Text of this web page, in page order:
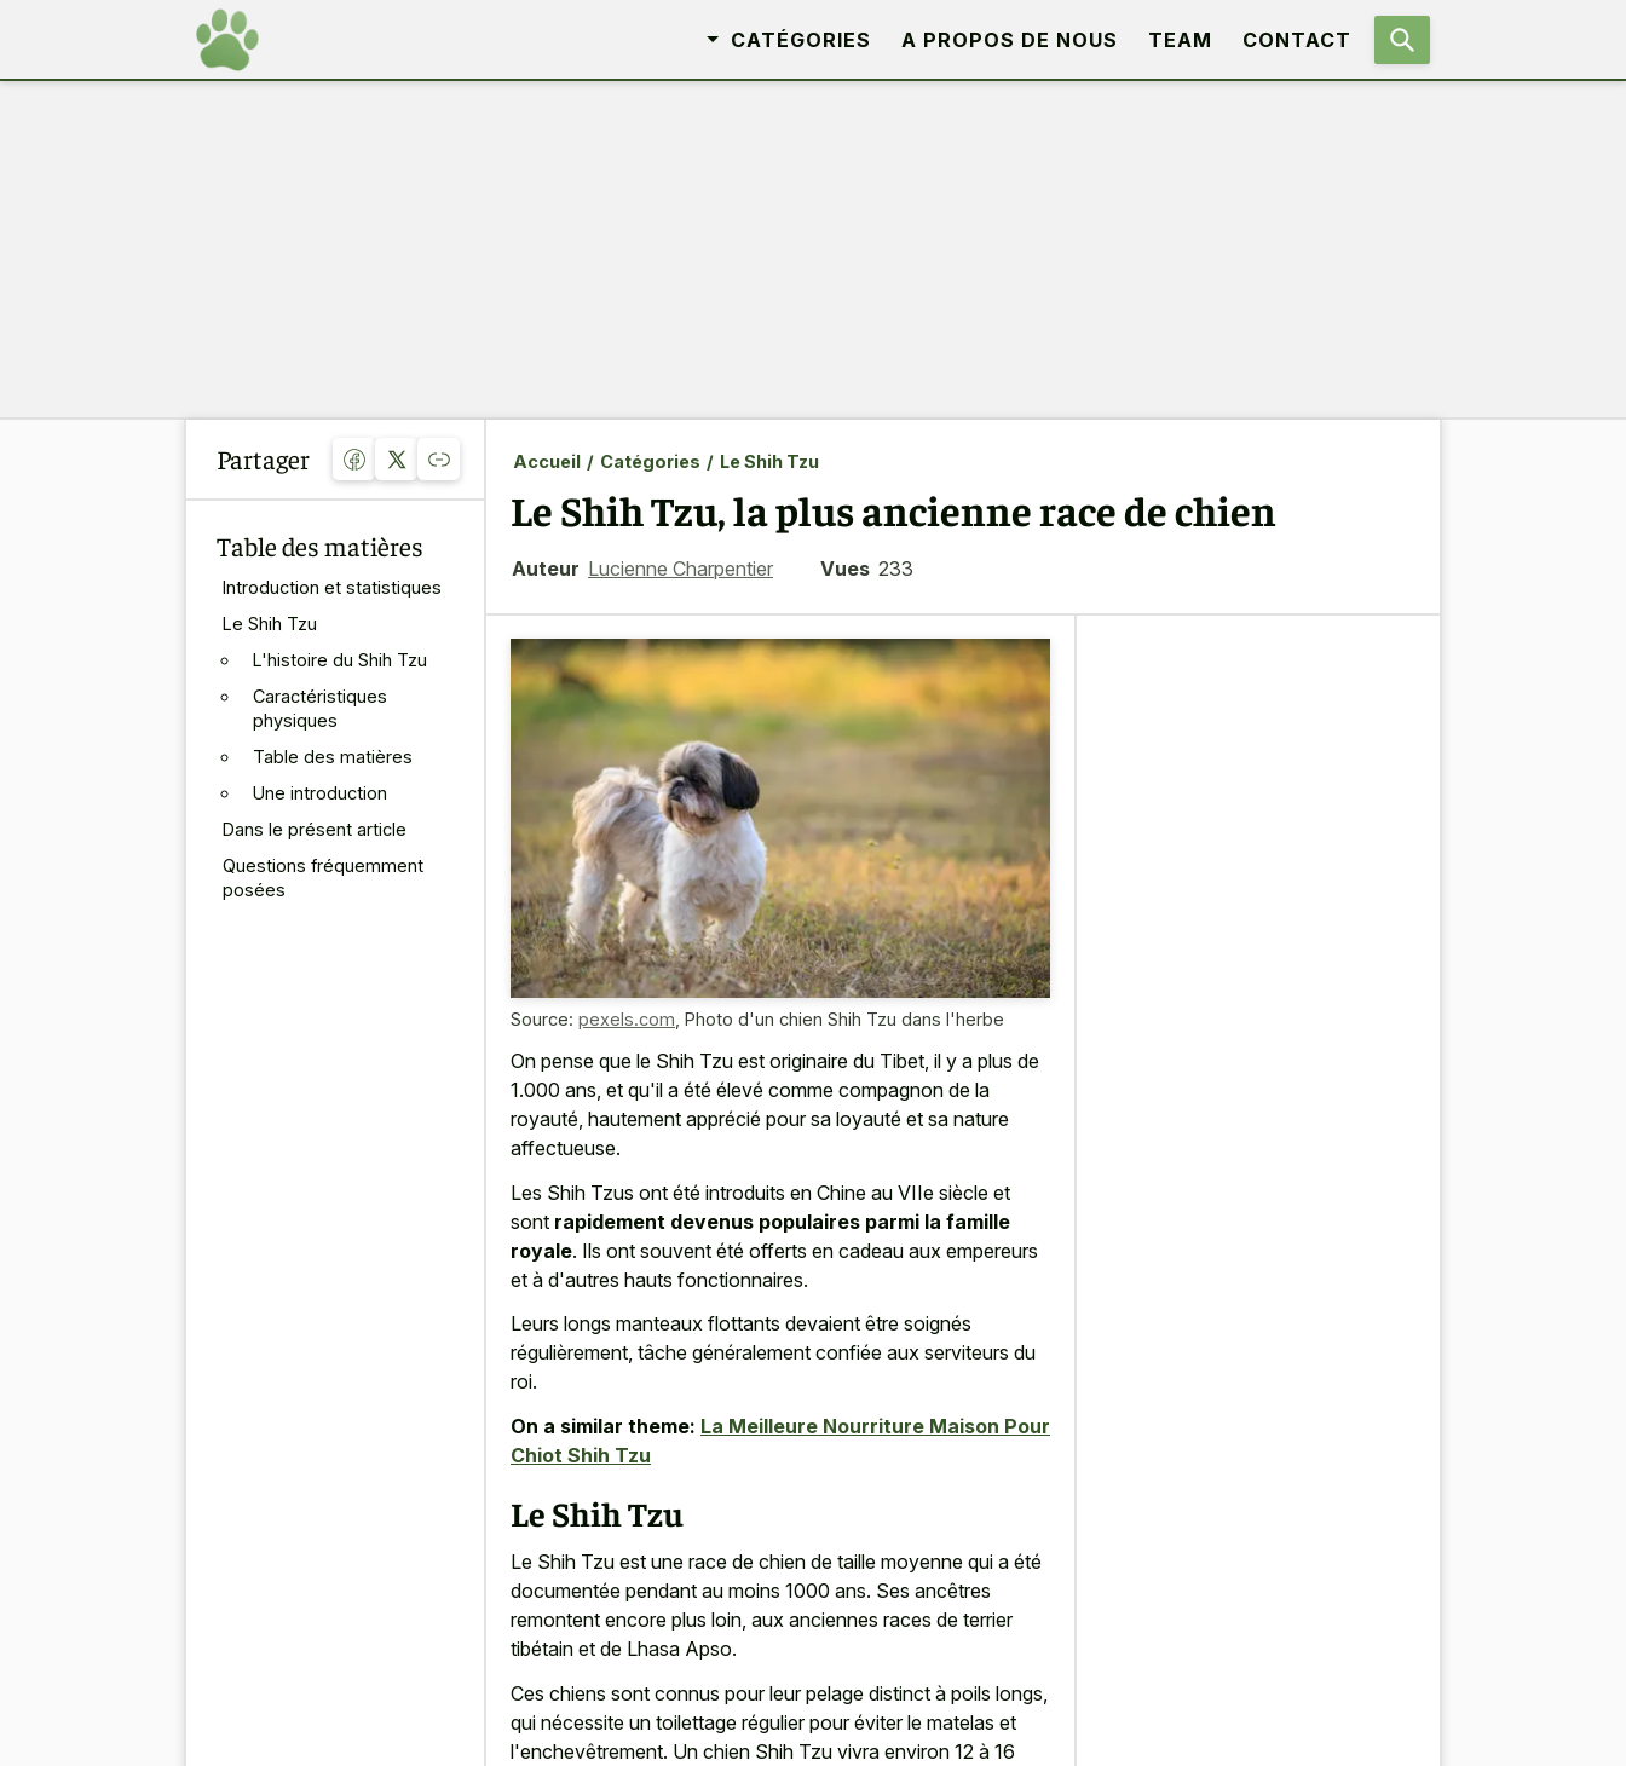
CATÉGORIES A PROPOS DE NOUS TEAM CONTACT
Partager
Table des matières
Introduction et statistiques
Le Shih Tzu
L'histoire du Shih Tzu
Caractéristiques
physiques
Table des matières
Une introduction
Dans le présent article
Questions fréquemment
posées
Accueil / Catégories / Le Shih Tzu
Le Shih Tzu, la plus ancienne race de chien
Auteur Lucienne Charpentier Vues 233
Source: pexels.com Photo d'un chien Shih Tzu dans l'herbe
On pense que le Shih Tzu est originaire du Tibet, il y a plus de
1.000 ans, et qu'il a été élevé comme compagnon de la
royauté, hautement apprécié pour sa loyauté et sa nature
affectueuse.
Les Shih Tzus ont été introduits en Chine au VIIe siècle et
sont rapidement devenus populaires parmi la famille
royale. Ils ont souvent été offerts en cadeau aux empereurs
et à d'autres hauts fonctionnaires.
Leurs longs manteaux flottants devaient être soignés
régulièrement, tâche généralement confiée aux serviteurs du
roi.
On a similar theme: La Meilleure Nourriture Maison Pour
Chiot Shih Tzu
Le Shih Tzu
Le Shih Tzu est une race de chien de taille moyenne qui a été
documentée pendant au moins 1000 ans. Ses ancêtres
remontent encore plus loin, aux anciennes races de terrier
tibétain et de Lhasa Apso.
Ces chiens sont connus pour leurpelage distinct à poils longs
qui nécessite un toilettage régulier pour éviter le matelas et
l'enchevêtrement. Un chien Shih Tzu vivra environ 12 à 16